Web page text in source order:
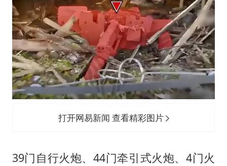
打开网易新闻 查看精彩图片
39门自行火炮、44门牵引式火炮、4门火